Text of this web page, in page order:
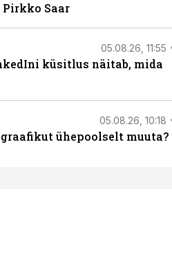
Pirkko Saar
05.08.26, 11:55
küsitlus näitab, mida
05.08.26, 10:18
ühepoolselt muuta?